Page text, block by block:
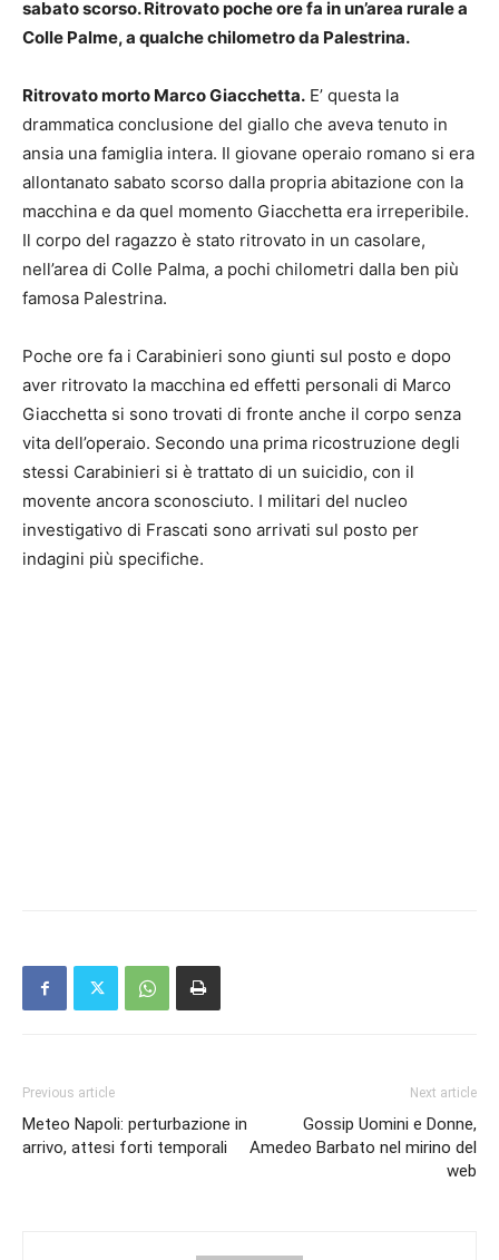
sabato scorso. Ritrovato poche ore fa in un’area rurale a
Colle Palme, a qualche chilometro da Palestrina.
Ritrovato morto Marco Giacchetta. E’ questa la
drammatica conclusione del giallo che aveva tenuto in
ansia una famiglia intera. Il giovane operaio romano si era
allontanato sabato scorso dalla propria abitazione con la
macchina e da quel momento Giacchetta era irreperibile.
Il corpo del ragazzo è stato ritrovato in un casolare,
nell’area di Colle Palma, a pochi chilometri dalla ben più
famosa Palestrina.
Poche ore fa i Carabinieri sono giunti sul posto e dopo
aver ritrovato la macchina ed effetti personali di Marco
Giacchetta si sono trovati di fronte anche il corpo senza
vita dell’operaio. Secondo una prima ricostruzione degli
stessi Carabinieri si è trattato di un suicidio, con il
movente ancora sconosciuto. I militari del nucleo
investigativo di Frascati sono arrivati sul posto per
indagini più specifiche.
Previous article
Meteo Napoli: perturbazione in
arrivo, attesi forti temporali
Next article
Gossip Uomini e Donne,
Amedeo Barbato nel mirino del
web